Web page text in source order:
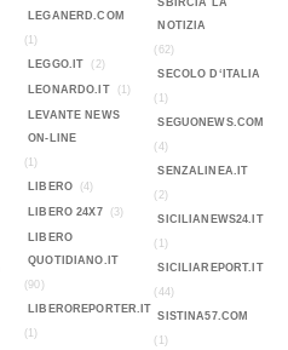
LEGANERD.COM
(1)
LEGGO.IT
(2)
LEONARDO.IT (1)
LEVANTE NEWS
ON-LINE
(1)
LIBERO
(4)
LIBERO 24X7 (3)
LIBERO
QUOTIDIANO.IT
(90)
LIBEROREPORTER.IT
(1)
SBIRCIA LA
NOTIZIA
(62)
SECOLO D‘ITALIA
(1)
SEGUONEWS.COM
(4)
SENZALINEA.IT
(2)
SICILIANEWS24.IT
(1)
SICILIAREPORT.IT
(44)
SISTINA57.COM
(1)